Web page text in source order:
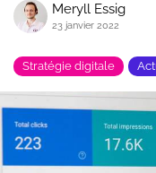
Meryll Essig
23 janvier 2022
Stratégie digitale